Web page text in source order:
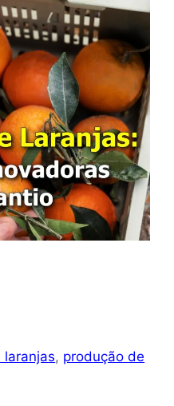
laranjas, produção de